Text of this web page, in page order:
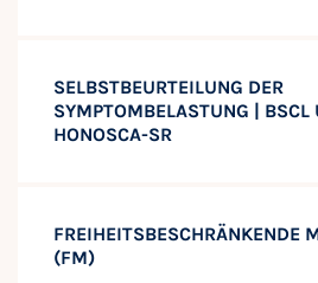
SELBSTBEURTEILUNG DER
SYMPTOMBELASTUNG | BSCL
HONOSCA-SR
FREIHEITSBESCHRÄNKENDE
(FM)